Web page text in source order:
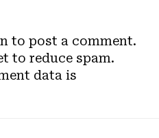
to post a comment.
to reduce spam.
data is